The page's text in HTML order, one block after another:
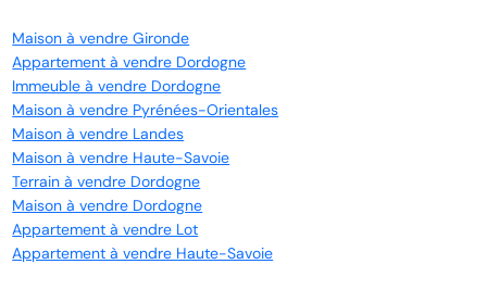
Maison à vendre Gironde
Appartement à vendre Dordogne
Immeuble à vendre Dordogne
Maison à vendre Pyrénées-Orientales
Maison à vendre Landes
Maison à vendre Haute-Savoie
Terrain à vendre Dordogne
Maison à vendre Dordogne
Appartement à vendre Lot
Appartement à vendre Haute-Savoie